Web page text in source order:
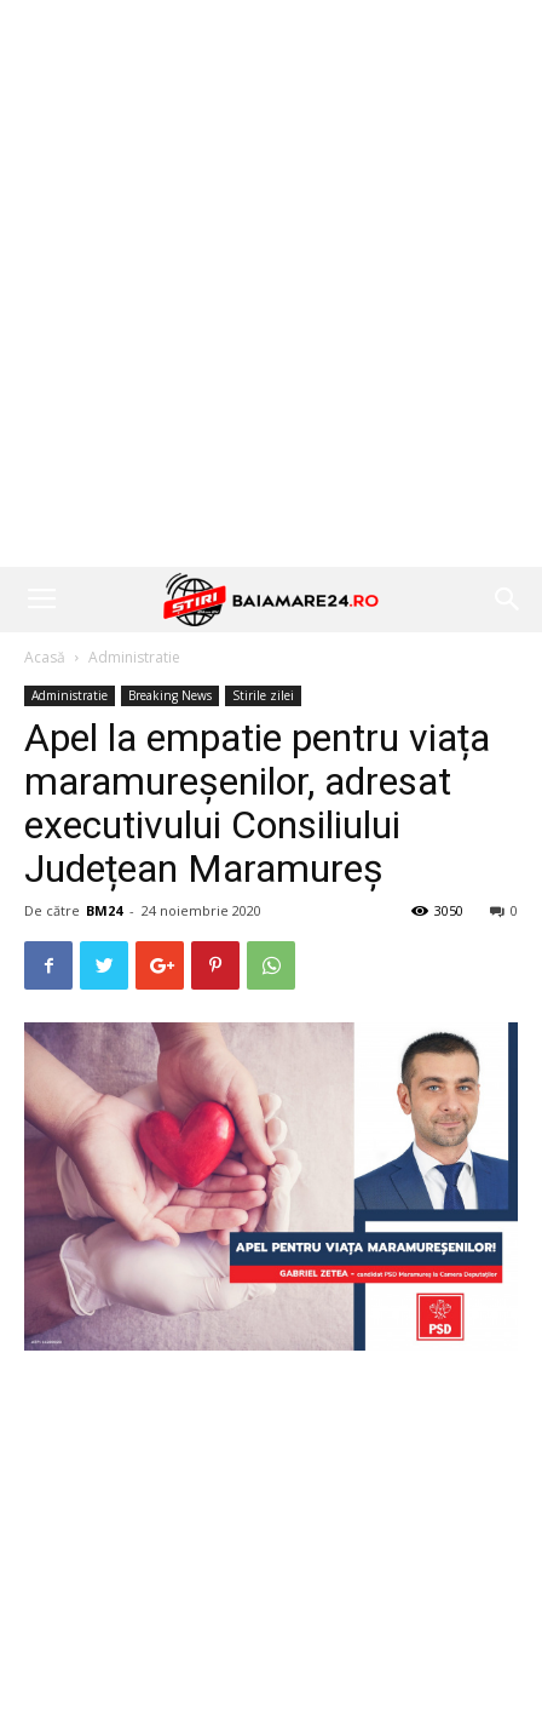
Acasă Administratie
Administratie Breaking News Stirile zilei
Apel la empatie pentru viața
maramureșenilor, adresat
executivului Consiliului
Județean Maramureș
De către BM24 - 24 noiembrie 2020 0
3050